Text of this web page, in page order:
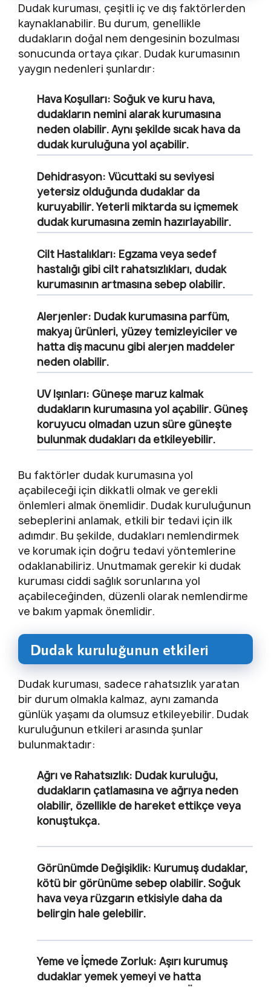
Dudak kuruması, çeşitli iç ve dış faktörlerden
kaynaklanabilir. Bu durum, genellikle
dudakların doğal nem dengesinin bozulması
sonucunda ortaya çıkar. Dudak kurumasının
yaygın nedenleri şunlardır:
Hava Koşulları: Soğuk ve kuru hava,
dudakların nemini alarak kurumasına
neden olabilir. Aynı şekilde sıcak hava da
dudak kuruluğuna yol açabilir.
Dehidrasyon: Vücuttaki su seviyesi
yetersiz olduğunda dudaklar da
kuruyabilir. Yeterli miktarda su içmemek
dudak kurumasına zemin hazırlayabilir.
Cilt Hastalıkları: Egzama veya sedef
hastalığı gibi cilt rahatsızlıkları, dudak
kurumasının artmasına sebep olabilir.
Alerjenler: Dudak kurumasına parfüm,
makyaj ürünleri, yüzey temizleyiciler ve
hatta diş macunu gibi alerjen maddeler
neden olabilir.
UV Işınları: Güneşe maruz kalmak
dudakların kurumasına yol açabilir. Güneş
koruyucu olmadan uzun süre güneşte
bulunmak dudakları da etkileyebilir.
Bu faktörler dudak kurumasına yol
açabileceği için dikkatli olmak ve gerekli
önlemleri almak önemlidir. Dudak kuruluğunun
sebeplerini anlamak, etkili bir tedavi için ilk
adımdır. Bu şekilde, dudakları nemlendirmek
ve korumak için doğru tedavi yöntemlerine
odaklanabiliriz. Unutmamak gerekir ki dudak
kuruması ciddi sağlık sorunlarına yol
açabileceğinden, düzenli olarak nemlendirme
ve bakım yapmak önemlidir.
Dudak kuruluğunun etkileri
Dudak kuruması, sadece rahatsızlık yaratan
bir durum olmakla kalmaz, aynı zamanda
günlük yaşamı da olumsuz etkileyebilir. Dudak
kuruluğunun etkileri arasında şunlar
bulunmaktadır:
Ağrı ve Rahatsızlık: Dudak kuruluğu,
dudakların çatlamasına ve ağrıya neden
olabilir, özellikle de hareket ettikçe veya
konuştukça.
Görünümde Değişiklik: Kurumuş dudaklar,
kötü bir görünüme sebep olabilir. Soğuk
hava veya rüzgarın etkisiyle daha da
belirgin hale gelebilir.
Yeme ve İçmede Zorluk: Aşırı kurumuş
dudaklar yemek yemeyi ve hatta